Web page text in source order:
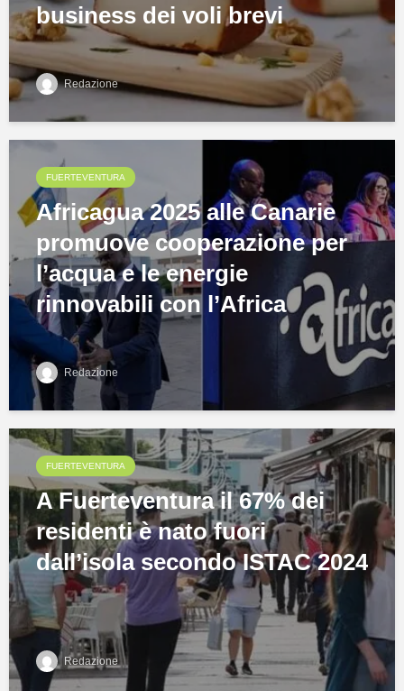
business dei voli brevi
Redazione
FUERTEVENTURA
Africagua 2025 alle Canarie
promuove cooperazione per
l’acqua e le energie
rinnovabili con l’Africa
Redazione
FUERTEVENTURA
A Fuerteventura il 67% dei
residenti è nato fuori
dall’isola secondo ISTAC 2024
Redazione